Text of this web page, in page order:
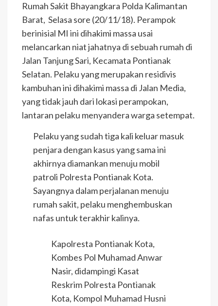
Rumah Sakit Bhayangkara Polda Kalimantan
Barat, Selasa sore (20/11/18). Perampok
berinisial MI ini dihakimi massa usai
melancarkan niat jahatnya di sebuah rumah di
Jalan Tanjung Sari, Kecamata Pontianak
Selatan. Pelaku yang merupakan residivis
kambuhan ini dihakimi massa di Jalan Media,
yang tidak jauh dari lokasi perampokan,
lantaran pelaku menyandera warga setempat.
Pelaku yang sudah tiga kali keluar masuk
penjara dengan kasus yang sama ini
akhirnya diamankan menuju mobil
patroli Polresta Pontianak Kota.
Sayangnya dalam perjalanan menuju
rumah sakit, pelaku menghembuskan
nafas untuk terakhir kalinya.
Kapolresta Pontianak Kota,
Kombes Pol Muhamad Anwar
Nasir, didampingi Kasat
Reskrim Polresta Pontianak
Kota, Kompol Muhamad Husni